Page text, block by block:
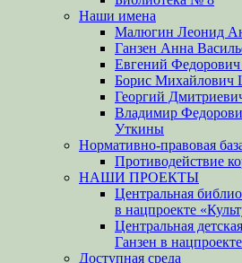
Наши имена
Малюгин Леонид
Ганзен Анна
Евгений
Борис Михайлович
Георгий
Владимир
Уткины
Нормативно-правовая
Противодействие
НАШИ ПРОЕКТЫ
Центральная
в нацпроекте
Центральная
Ганзен в
Доступная среда